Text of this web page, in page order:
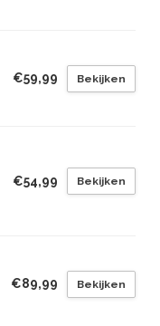
€59,99 Bekijken
€54,99 Bekijken
€89,99 Bekijken